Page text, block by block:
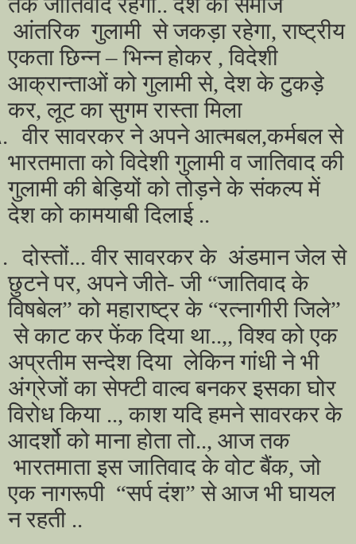
आंतरिक गुलामी से जकड़ा रहेगा, राष्ट्रीय
एकता छिन्न – भिन्न होकर , विदेशी
आक्रान्ताओं को गुलामी से, देश के टुकड़े
कर, लूट का सुगम रास्ता मिला
वीर सावरकर ने अपने आत्मबल,कर्मबल से
भारतमाता को विदेशी गुलामी व जातिवाद की
गुलामी की बेड़ियों को तोड़ने के संकल्प में
देश को कामयाबी दिलाई ..
दोस्तों... वीर सावरकर के अंडमान जेल से
छुटने पर, अपने जीते- जी “जातिवाद के
विषबेल” को महाराष्ट्र के “रत्नागीरी जिले”
से काट कर फेंक दिया था..,, विश्व को एक
अप्रतीम सन्देश दिया लेकिन गांधी ने भी
अंग्रेजों का सेफ्टी वाल्व बनकर इसका घोर
विरोध किया .., काश यदि हमने सावरकर के
आदर्शो को माना होता तो.., आज तक
भारतमाता इस जातिवाद के वोट बैंक, जो
एक नागरूपी “सर्प दंश” से आज भी घायल
न रहती ..